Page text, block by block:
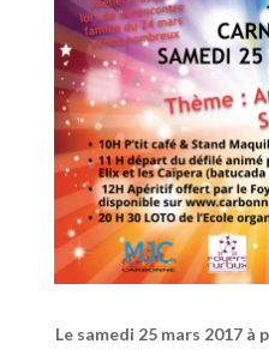
Le samedi 25 mars 2017 à